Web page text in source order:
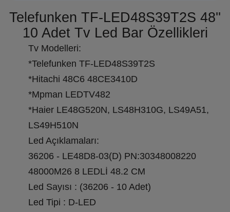
Telefunken TF-LED48S39T2S 48''
10 Adet Tv Led Bar Özellikleri
Tv Modelleri:
*Telefunken TF-LED48S39T2S
*Hitachi 48C6 48CE3410D
*Mpman LEDTV482
*Haier LE48G520N, LS48H310G, LS49A51,
LS49H510N
Led Açıklamaları:
36206 - LE48D8-03(D) PN:30348008220
48000M26 8 LEDLİ 48.2 CM
Led Sayısı : (36206 - 10 Adet)
Led Tipi : D-LED